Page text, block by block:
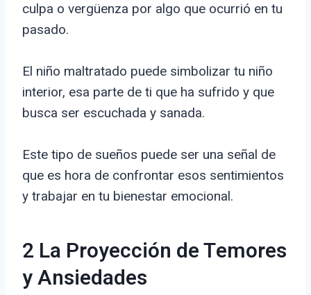
culpa o vergüenza por algo que ocurrió en tu
pasado.
El niño maltratado puede simbolizar tu niño
interior, esa parte de ti que ha sufrido y que
busca ser escuchada y sanada.
Este tipo de sueños puede ser una señal de
que es hora de confrontar esos sentimientos
y trabajar en tu bienestar emocional.
2 La Proyección de Temores
y Ansiedades